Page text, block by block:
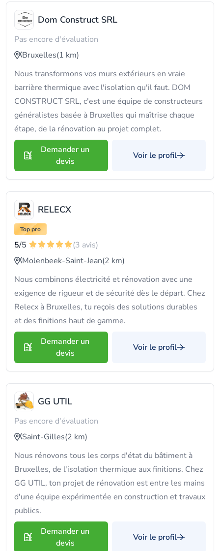
Dom Construct SRL
Pas encore d'évaluation
Bruxelles(1 km)
Nous transformons vos murs extérieurs en vraie
barrière thermique avec l'isolation qu'il faut. DOM
CONSTRUCT SRL, c'est une équipe de constructeurs
généralistes basée à Bruxelles qui maîtrise chaque
étape, de la rénovation au projet complet.
Demander un
devis
Voir le profil
RELECX
Top pro
5/5
(3 avis)
Molenbeek-Saint-Jean(2 km)
Nous combinons électricité et rénovation avec une
exigence de rigueur et de sécurité dès le départ. Chez
Relecx à Bruxelles, tu reçois des solutions durables
et des finitions haut de gamme.
Demander un
devis
Voir le profil
GG UTIL
Pas encore d'évaluation
Saint-Gilles(2 km)
Nous rénovons tous les corps d'état du bâtiment à
Bruxelles, de l'isolation thermique aux finitions. Chez
GG UTIL, ton projet de rénovation est entre les mains
d'une équipe expérimentée en construction et travaux
publics.
Demander un
devis
Voir le profil